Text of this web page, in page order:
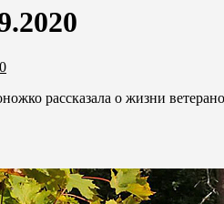
рассказала о жизни